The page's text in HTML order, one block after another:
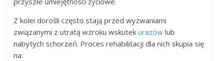
Z kolei dorośli często stają przed wyzwaniami
związanymi z utratą wzroku wskutekurazów lub
nabytych schorzeń. Proces rehabilitacji dla nich skupia się
na: